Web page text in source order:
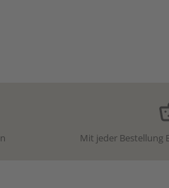
Mit jeder Bestellung